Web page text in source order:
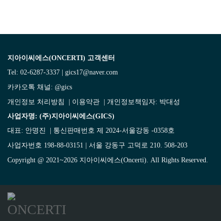
지아이씨에스(ONCERTI) 고객센터
Tel: 02-6287-3337 | gics17@naver.com
카카오톡 채널: @gics
개인정보 처리방침
이용약관 | 개인정보책임자: 박대성
사업자명: (주)지아이씨에스(GICS)
대표: 안명진 | 통신판매번호 제 2024-서울강동 -0358호
사업자번호 198-88-03151 | 서울 강동구 고덕로 210. 508-203
Copyright @ 2021~2026 지아이씨에스(Oncerti). All Rights Reserved.